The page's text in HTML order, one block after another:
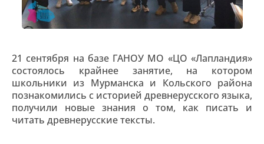
21 сентября на базе ГАНОУ МО «ЦО «Лапландия»
состоялось крайнее занятие, на котором
школьники из Мурманска и Кольского района
познакомились с историей древнерусского языка,
получили новые знания о том, как писать и
читать древнерусские тексты.